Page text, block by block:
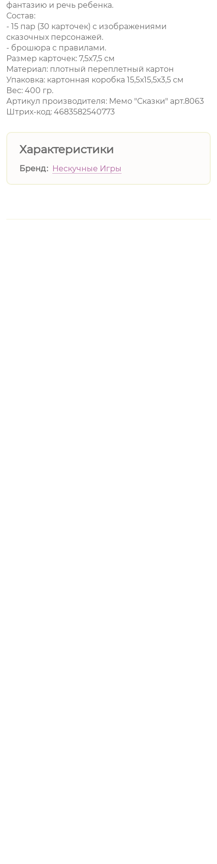
фантазию и речь ребенка.
Состав:
- 15 пар (30 карточек) с изображениями
сказочных персонажей.
- брошюра с правилами.
Размер карточек: 7,5х7,5 см
Материал: плотный переплетный картон
Упаковка: картонная коробка 15,5х15,5х3,5 см
Вес: 400 гр.
Артикул производителя: Мемо "Сказки" арт.8063
Штрих-код: 4683582540773
Характеристики
Бренд Нескучные Игры